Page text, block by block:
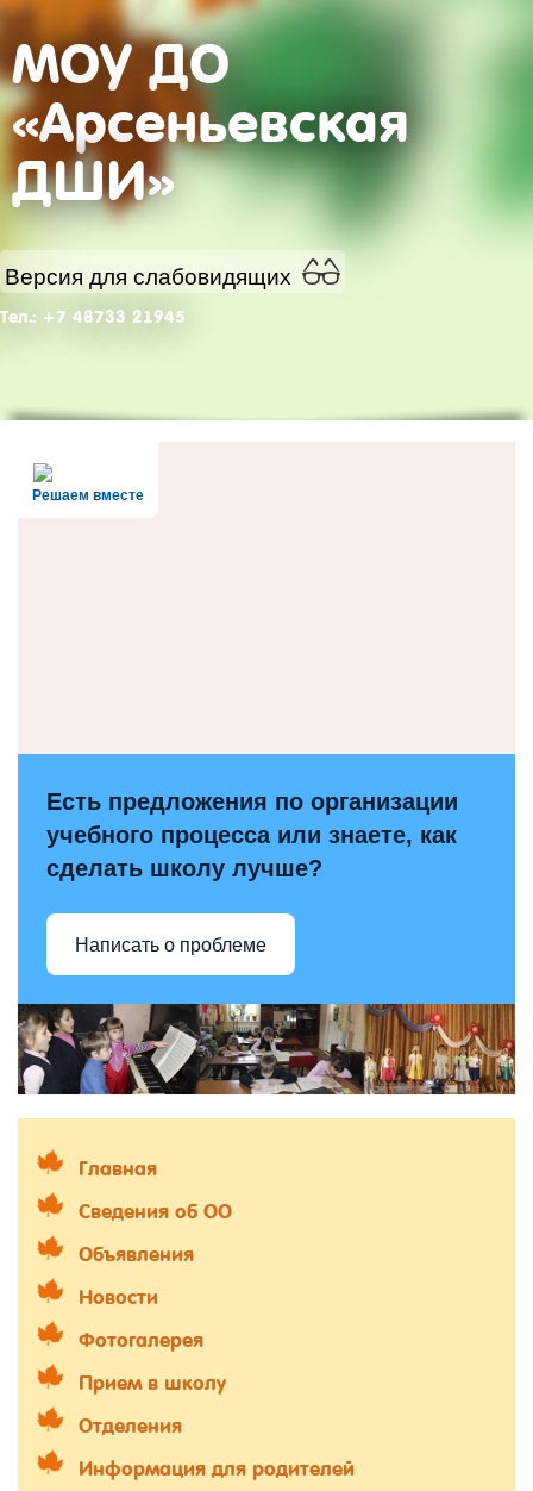
МОУ ДО
«Арсеньевская
ДШИ»
Версия для слабовидящих
Тел.: +7 48733 21945
Решаем вместе
Есть предложения по организации
учебного процесса или знаете, как
сделать школу лучше?
Написать о проблеме
Главная
Сведения об ОО
Объявления
Новости
Фотогалерея
Прием в школу
Отделения
Информация для родителей